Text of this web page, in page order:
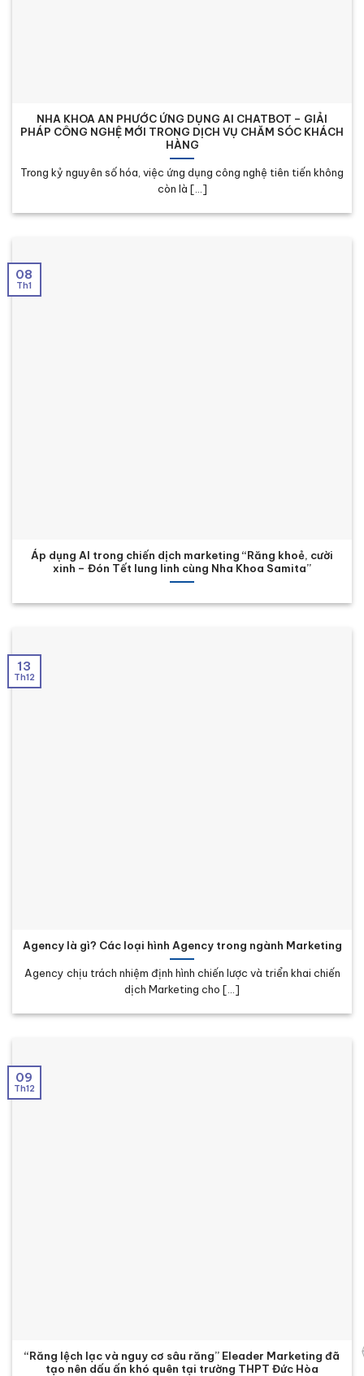
NHA KHOA AN PHƯỚC ỨNG DỤNG AI CHATBOT – GIẢI
PHÁP CÔNG NGHỆ MỚI TRONG DỊCH VỤ CHĂM SÓC KHÁCH
HÀNG
Trong kỷ nguyên số hóa, việc ứng dụng công nghệ tiên tiến không
còn là [...]
Áp dụng AI trong chiến dịch marketing “Răng khoẻ, cười
xinh – Đón Tết lung linh cùng Nha Khoa Samita”
08
Th1
Agency là gì? Các loại hình Agency trong ngành Marketing
Agency chịu trách nhiệm định hình chiến lược và triển khai chiến
dịch Marketing cho [...]
13
Th12
“Răng lệch lạc và nguy cơ sâu răng” Eleader Marketing đã
tạo nên dấu ấn khó quên tại trường THPT Đức Hòa
09
Th12